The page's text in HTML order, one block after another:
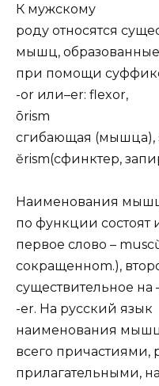
К мужскому
роду относятся
мышц, образованные
при помощи
-or или–er: flexor,
ōrism
сгибающая (мышца),
ĕrism(сфинктер,
Наименования
по функции состоят
первое слово –
сокращенноm.),
существительное на
-er. На русский язык
наименования
всего причастиями,
прилагательными,